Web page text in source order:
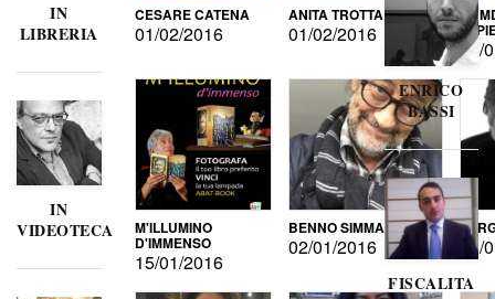
IN
LIBRERIA
IN
VIDEOTECA
CESARE CATENA
01/02/2016
ANITA TROTTA
01/02/2016 DI
15/
M'ILLUMINO
D'IMMENSO
15/01/2016
BENNO SIMMA
02/01/2016
ENRICO
BASSI
FISCALITA